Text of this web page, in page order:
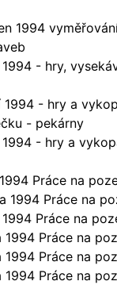
1994
- hry,
1994 - hry a
- pekárny
- hry a
Práce na
1994 Práce na
1994 Práce na
1994 Práce na
1994 Práce na
1994 Práce na